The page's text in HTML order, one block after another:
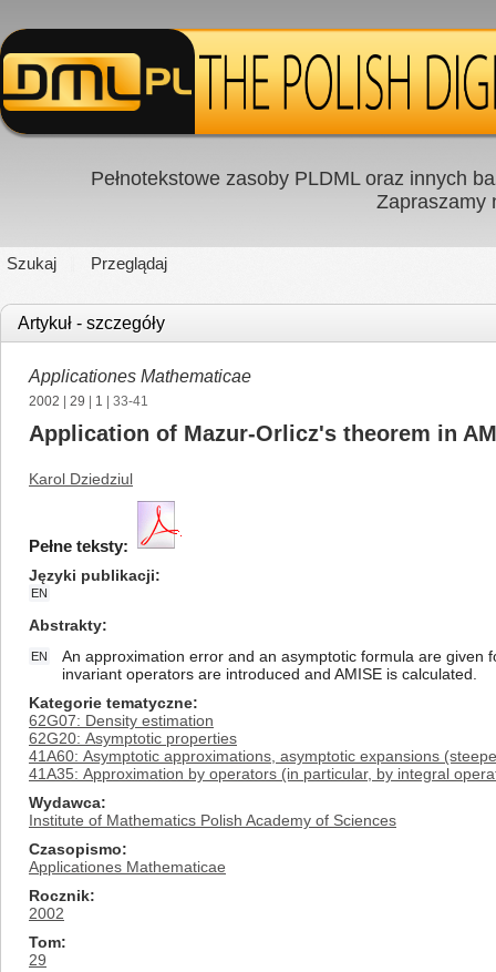
Pełnotekstowe zasoby PLDML oraz innych
Zapraszamy
Szukaj Przeglądaj
Artykuł - szczegóły
Applicationes Mathematicae
2002 29 1 | 33-41
Application of Mazur-Orlicz's theorem in
Karol Dziedziul
Pełne teksty:
Języki publikacji
EN
Abstrakty
EN
An approximation error and an asymptotic formula are
invariant operators are introduced and AMISE is calculated.
Kategorie tematyczne
62G07: Density estimation
62G20: Asymptotic properties
41A60: Asymptotic approximations, asymptotic expansions
41A35: Approximation by operators (in particular, by integral
Wydawca
Institute of Mathematics Polish Academy of Sciences
Czasopismo
Applicationes Mathematicae
Rocznik
2002
Tom
29